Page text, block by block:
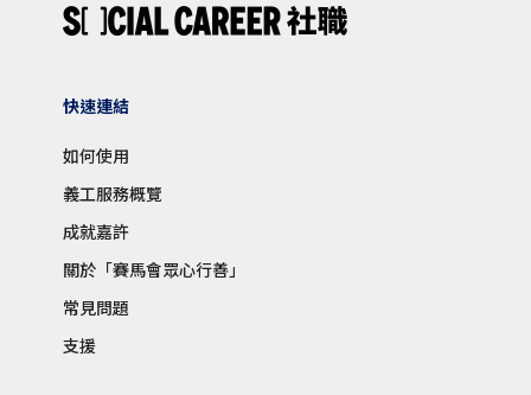
快速連結
如何使用
義工服務概覽
成就嘉許
關於「賽馬會眾心行善」
常見問題
支援